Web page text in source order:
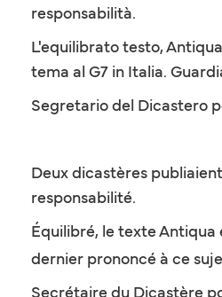
responsabilità.
L'equilibrato testo,
tema al G7 in Italia.
Segretario del Dicastero
Deux dicastères
responsabilité.
Équilibré, le texte Antiqua
dernier prononcé à ce
Secrétaire du Dicastère